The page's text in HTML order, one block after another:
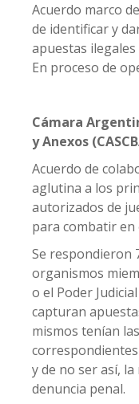
Acuerdo marco
de identificar y
apuestas ilegales
En proceso de
Cámara
y Anexos
Acuerdo de
aglutina a los
autorizados de
para combatir
Se respondieron
organismos
o el Poder
capturan
mismos tenían
y de no ser así,
denuncia penal.